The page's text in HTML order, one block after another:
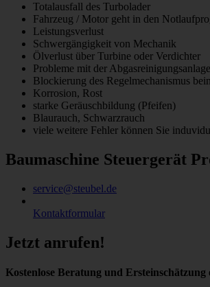
Totalausfall des Turbolader
Fahrzeug / Motor geht in den
Leistungsverlust
Schwergängigkeit von Mechanik
Ölverlust über Turbine oder Verdichter
Probleme mit der Abgasreinigungsanlage
Blockierung des Regelmechanismus
Korrosion, Rost
starke Geräuschbildung (Pfeifen)
Blaurauch, Schwarzrauch
viele weitere Fehler können Sie
Baumaschine Steuergerät
service@steubel.de
Kontaktformular
Jetzt anrufen!
Kostenlose Beratung und Ersteinschätzung